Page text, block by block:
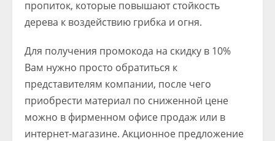
пропиток, которые повышают стойкость
дерева к воздействию грибка и огня.
Для получения промокода на скидку в 10%
Вам нужно просто обратиться к
представителям компании, после чего
приобрести материал по сниженной цене
можно в фирменном офисе продаж или в
интернет-магазине. Акционное предложение